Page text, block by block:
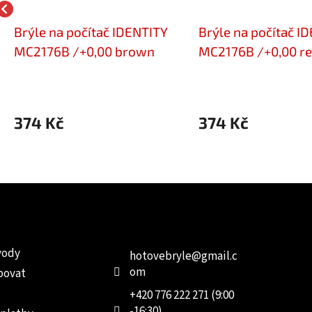
Brýle na počítač IDENTITY
MC2176B /+0,00 brown
374 Kč
Brýle na počítač
MC2176B /+0,00
374 Kč
hotovebryle@gmail.c
om
+420 776 222 271 (9:00